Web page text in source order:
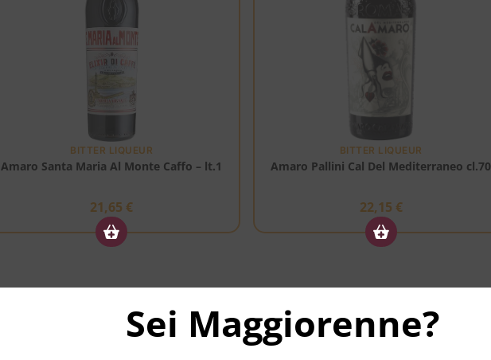
BITTER LIQUEUR
Amaro Santa Maria Al Monte Caffo – lt.1
21,65 €
BITTER LIQUEUR
Amaro Pallini Cal Del Mediterraneo cl.70
22,15 €
Sei Maggiorenne?